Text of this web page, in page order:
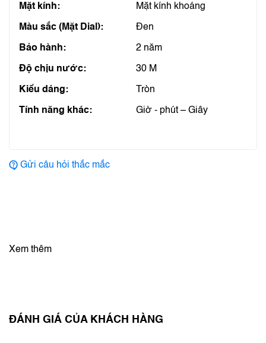
Mặt kính: Mặt kính khoáng
Màu sắc (Mặt Dial): Đen
Bảo hành: 2 năm
Độ chịu nước: 30 M
Kiểu dáng: Tròn
Tính năng khác: Giờ - phút – Giây
Gửi câu hỏi thắc mắc
Xem thêm
ĐÁNH GIÁ CỦA KHÁCH HÀNG